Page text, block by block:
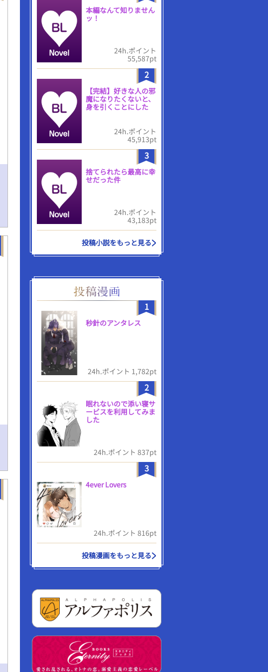
本編なんて知りません
ッ！
24h.ポイント
55,587pt
2
【完結】好きな人の邪
魔になりたくないと、
身を引くことにした
24h.ポイント
45,913pt
3
捨てられたら最高に幸
せだった件
24h.ポイント
43,183pt
投稿小説をもっと見る
1
秒針のアンタレス
24h.ポイント 1,782pt
2
眠れないので添い寝サ
ービスを利用してみま
した
24h.ポイント 837pt
3
4ever Lovers
24h.ポイント 816pt
投稿漫画をもっと見る